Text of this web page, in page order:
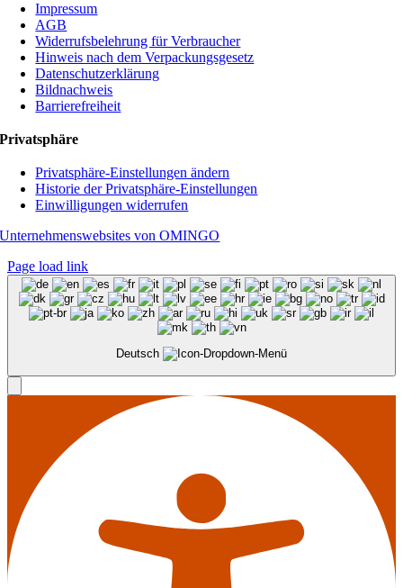
Impressum
AGB
Widerrufsbelehrung für Verbraucher
Hinweis nach dem Verpackungsgesetz
Datenschutzerklärung
Bildnachweis
Barrierefreiheit
Privatsphäre
Privatsphäre-Einstellungen ändern
Historie der Privatsphäre-Einstellungen
Einwilligungen widerrufen
Unternehmenswebsites von OMINGO
Page load link
Deutsch